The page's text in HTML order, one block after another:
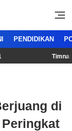
PENDIDIKAN
Timnas
di
Peringkat